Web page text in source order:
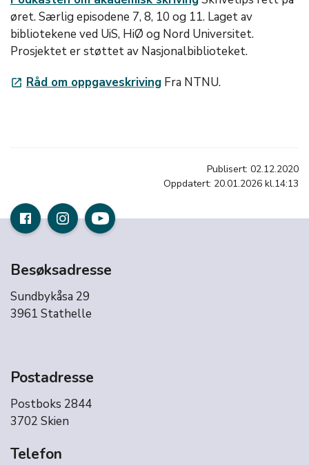
øret. Særlig episodene 7, 8, 10 og 11. Laget av
bibliotekene ved UiS, HiØ og Nord Universitet.
Prosjektet er støttet av Nasjonalbiblioteket.
launch Råd om oppgaveskriving Fra NTNU.
Publisert: 02.12.2020
Oppdatert: 20.01.2026 kl.14:13
Besøksadresse
Sundbykåsa 29
3961 Stathelle
Postadresse
Postboks 2844
3702 Skien
Telefon